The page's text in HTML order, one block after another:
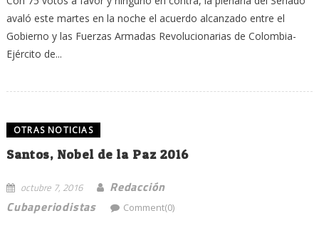
avaló este martes en la noche el acuerdo alcanzado entre el
Gobierno y las Fuerzas Armadas Revolucionarias de Colombia-
Ejército de...
OTRAS NOTICIAS
Santos, Nobel de la Paz 2016
octubre 7, 2016
Redacción
Cubaperiodistas
Comment(0)